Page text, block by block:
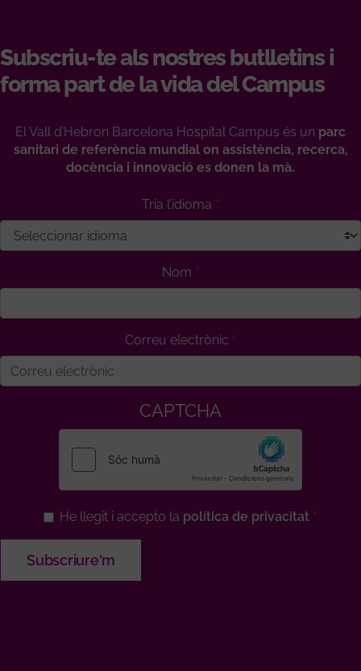
Subscriu-te als nostres butlletins i
forma part de la vida del Campus
El Vall d’Hebron Barcelona Hospital Campus és un parc
sanitari de referència mundial on assistència, recerca,
docència i innovació es donen la mà.
Tria l’idioma
Nom
Correu electrònic
CAPTCHA
He llegit i accepto la política de privacitat